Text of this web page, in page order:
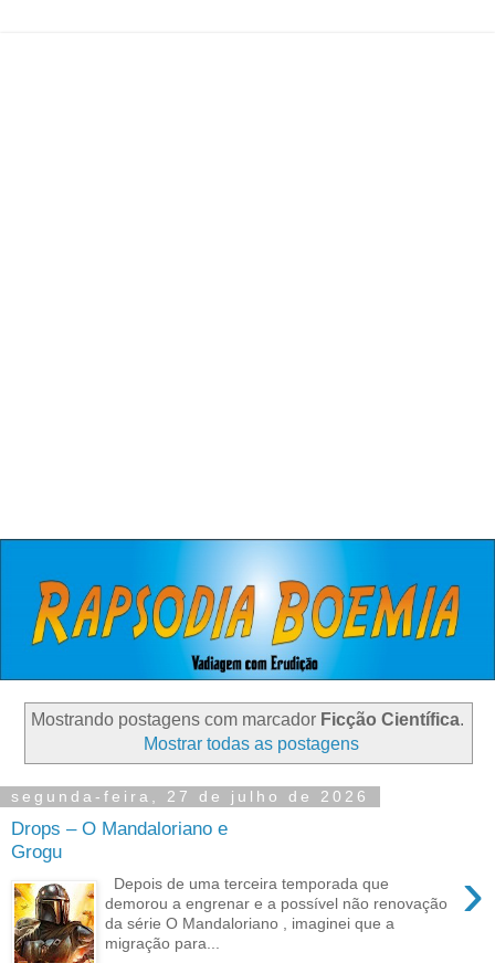
Mostrando postagens com marcador Ficção Científica.
Mostrar todas as postagens
segunda-feira, 27 de julho de 2026
Drops – O Mandaloriano e
Grogu
›
Depois de uma terceira temporada que
demorou a engrenar e a possível não renovação
da série O Mandaloriano , imaginei que a
migração para...